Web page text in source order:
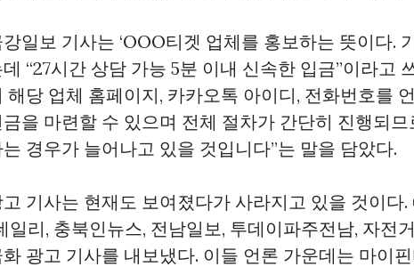
일보 기사는 ‘OOO티겟 업체를 홍보하는 뜻이다.
“27시간 상담 가능 5분 이내 신속한 입금”이라고
해당 업체 홈페이지, 카카오톡 아이디, 전화번호를
을 마련할 수 있으며 전체 절차가 간단히 진행되므
경우가 늘어나고 있을 것입니다”는 말을 담았다.
기사는 현재도 보여졌다가 사라지고 있을 것이다
일리, 충북인뉴스, 전남일보, 투데이파주전남, 자전
광고 기사를 내보냈다. 이들 언론 가운데는 마이